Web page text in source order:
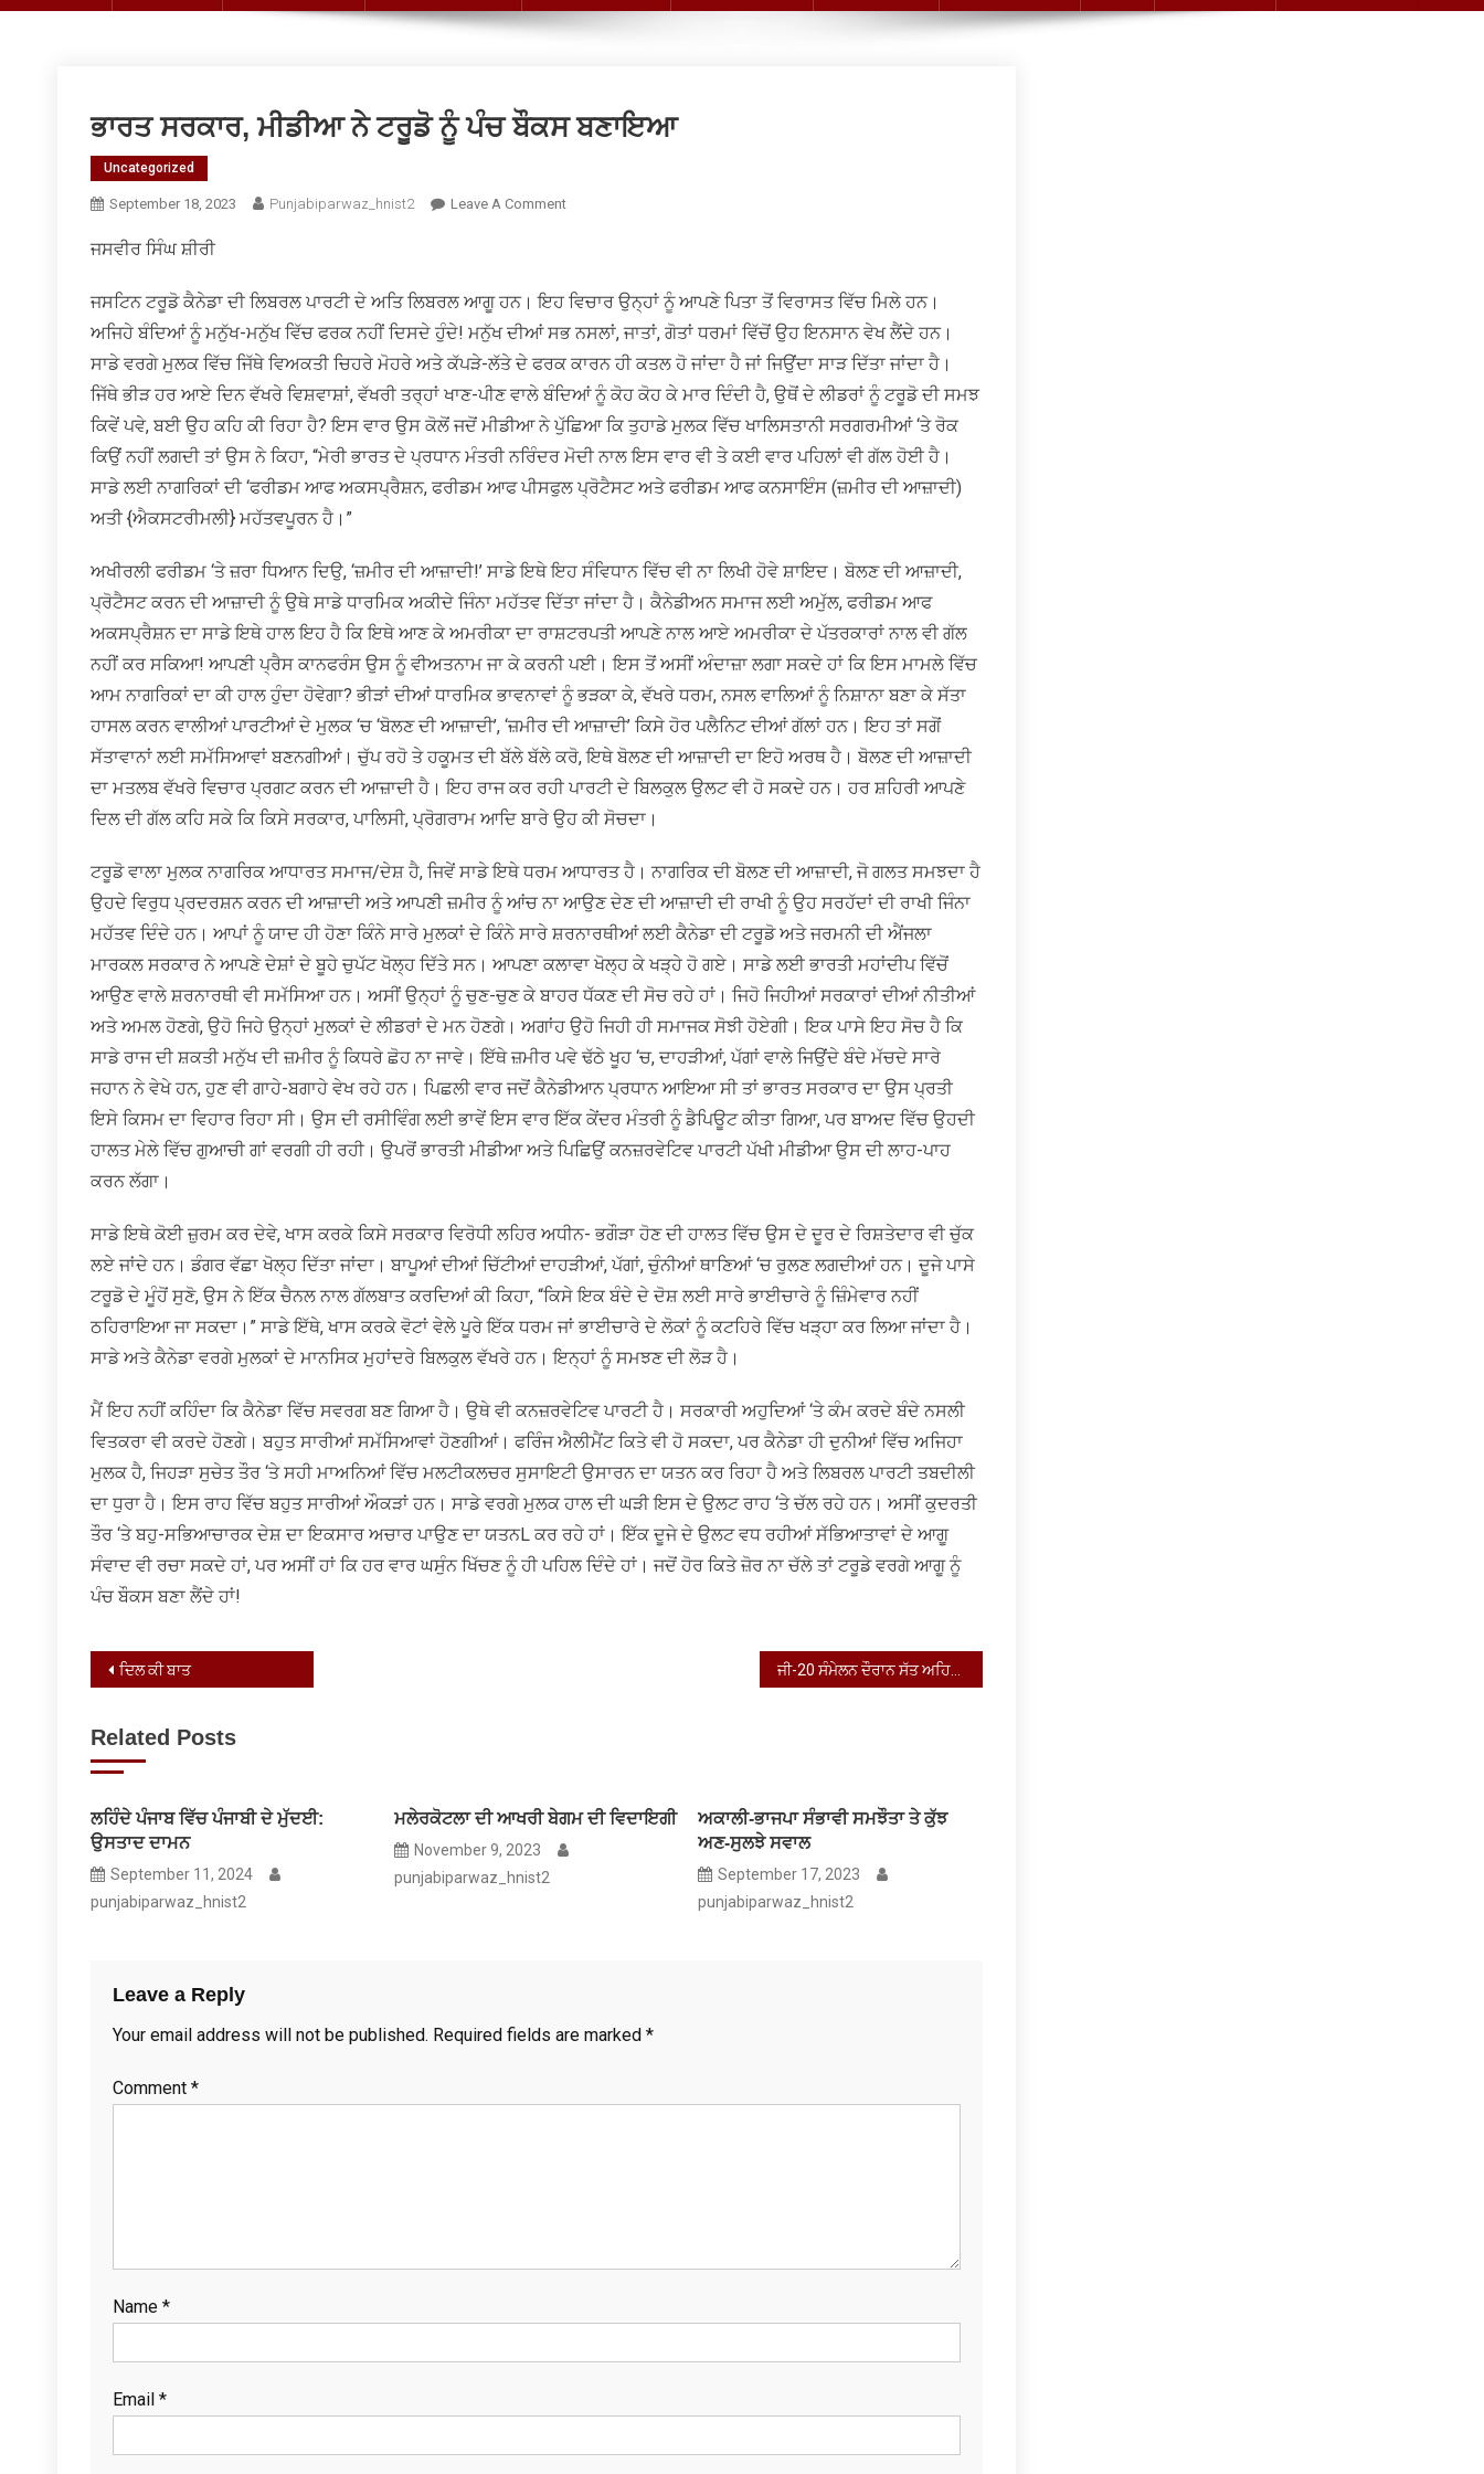
ਭਾਰਤ ਸਰਕਾਰ, ਮੀਡੀਆ ਨੇ ਟਰੂਡੋ ਨੂੰ ਪੰਚ ਬੌਕਸ ਬਣਾਇਆ
Uncategorized
September 18, 2023 Punjabiparwaz_hnist2 Leave A CommentOn
ਨੇ
ਟਰੂਡੋ
ਨੂੰ
ਬੌਕਸ
ਬਣਾਇਆ
ਜਸਵੀਰ ਸਿੰਘ ਸ਼ੀਰੀ
ਜਸਟਿਨ ਟਰੂਡੋ ਕੈਨੇਡਾ ਦੀ ਲਿਬਰਲ ਪਾਰਟੀ ਦੇ ਅਤਿ ਲਿਬਰਲ ਆਗੂ ਹਨ। ਇਹ ਵਿਚਾਰ ਉਨ੍ਹਾਂ ਨੂੰ ਆਪਣੇ ਪਿਤਾ ਤੋਂ ਵਿਰਾਸਤ ਵਿੱਚ ਮਿਲੇ ਹਨ।
ਅਜਿਹੇ ਬੰਦਿਆਂ ਨੂੰ ਮਨੁੱਖ-ਮਨੁੱਖ ਵਿੱਚ ਫਰਕ ਨਹੀਂ ਦਿਸਦੇ ਹੁੰਦੇ! ਮਨੁੱਖ ਦੀਆਂ ਸਭ ਨਸਲਾਂ, ਜਾਤਾਂ, ਗੋਤਾਂ ਧਰਮਾਂ ਵਿੱਚੋਂ ਉਹ ਇਨਸਾਨ ਵੇਖ ਲੈਂਦੇ ਹਨ।
ਸਾਡੇ ਵਰਗੇ ਮੁਲਕ ਵਿੱਚ ਜਿੱਥੇ ਵਿਅਕਤੀ ਚਿਹਰੇ ਮੋਹਰੇ ਅਤੇ ਕੱਪੜੇ-ਲੱਤੇ ਦੇ ਫਰਕ ਕਾਰਨ ਹੀ ਕਤਲ ਹੋ ਜਾਂਦਾ ਹੈਜਾਂ ਜਿਉਂਦਾ ਸਾੜ ਦਿੱਤਾ ਜਾਂਦਾ ਹੈ।
ਜਿੱਥੇ ਭੀੜ ਹਰ ਆਏ ਦਿਨ ਵੱਖਰੇ ਵਿਸ਼ਵਾਸ਼ਾਂ, ਵੱਖਰੀ ਤਰ੍ਹਾਂ ਖਾਣ-ਪੀਣ ਵਾਲੇ ਬੰਦਿਆਂ ਨੂੰ ਕੋਹ ਕੋਹ ਕੇ ਮਾਰ ਦਿੰਦੀ ਹੈ, ਉਥੋਂ ਦੇ ਲੀਡਰਾਂ ਨੂੰ ਟਰੂਡੋ ਦੀ ਸਮਝ
ਕਿਵੇਂ ਪਵੇ, ਬਈ ਉਹ ਕਹਿ ਕੀ ਰਿਹਾ ਹੈ? ਇਸ ਵਾਰ ਉਸ ਕੋਲੋਂ ਜਦੋਂ ਮੀਡੀਆ ਨੇ ਪੁੱਛਿਆ ਕਿ ਤੁਹਾਡੇ ਮੁਲਕ ਵਿੱਚ ਖਾਲਿਸਤਾਨੀ ਸਰਗਰਮੀਆਂ ‘ਤੇ ਰੋਕ
ਕਿਉਂ ਨਹੀਂ ਲਗਦੀ ਤਾਂ ਉਸ ਨੇ ਕਿਹਾ, “ਮੇਰੀ ਭਾਰਤ ਦੇ ਪ੍ਰਧਾਨ ਮੰਤਰੀ ਨਰਿੰਦਰ ਮੋਦੀ ਨਾਲ ਇਸ ਵਾਰ ਵੀ ਤੇ ਕਈ ਵਾਰ ਪਹਿਲਾਂ ਵੀ ਗੱਲ ਹੋਈ ਹੈ।
ਸਾਡੇ ਲਈ ਨਾਗਰਿਕਾਂ ਦੀ ‘ਫਰੀਡਮ ਆਫ ਅਕਸਪ੍ਰੈਸ਼ਨ, ਫਰੀਡਮ ਆਫ ਪੀਸਫੁਲ ਪ੍ਰੋਟੈਸਟ ਅਤੇ ਫਰੀਡਮ ਆਫ ਕਨਸਾਇੰਸ (ਜ਼ਮੀਰ ਦੀ ਆਜ਼ਾਦੀ)
ਅਤੀ {ਐਕਸਟਰੀਮਲੀ} ਮਹੱਤਵਪੂਰਨ ਹੈ।”
ਅਖੀਰਲੀ ਫਰੀਡਮ ‘ਤੇ ਜ਼ਰਾ ਧਿਆਨ ਦਿਉ, ‘ਜ਼ਮੀਰ ਦੀ ਆਜ਼ਾਦੀ!’ ਸਾਡੇ ਇਥੇ ਇਹ ਸੰਵਿਧਾਨ ਵਿੱਚ ਵੀ ਨਾ ਲਿਖੀ ਹੋਵੇ ਸ਼ਾਇਦ। ਬੋਲਣ ਦੀ ਆਜ਼ਾਦੀ,
ਪ੍ਰੋਟੈਸਟ ਕਰਨ ਦੀ ਆਜ਼ਾਦੀ ਨੂੰ ਉਥੇ ਸਾਡੇ ਧਾਰਮਿਕ ਅਕੀਦੇ ਜਿੰਨਾ ਮਹੱਤਵ ਦਿੱਤਾ ਜਾਂਦਾ ਹੈ। ਕੈਨੇਡੀਅਨ ਸਮਾਜ ਲਈ ਅਮੁੱਲ, ਫਰੀਡਮ ਆਫ
ਅਕਸਪ੍ਰੈਸ਼ਨ ਦਾ ਸਾਡੇ ਇਥੇ ਹਾਲ ਇਹ ਹੈ ਕਿ ਇਥੇ ਆਣ ਕੇ ਅਮਰੀਕਾ ਦਾ ਰਾਸ਼ਟਰਪਤੀ ਆਪਣੇ ਨਾਲ ਆਏ ਅਮਰੀਕਾ ਦੇ ਪੱਤਰਕਾਰਾਂ ਨਾਲ ਵੀ ਗੱਲ
ਨਹੀਂ ਕਰ ਸਕਿਆ! ਆਪਣੀ ਪ੍ਰੈਸ ਕਾਨਫਰੰਸ ਉਸ ਨੂੰ ਵੀਅਤਨਾਮ ਜਾ ਕੇ ਕਰਨੀ ਪਈ। ਇਸ ਤੋਂ ਅਸੀਂ ਅੰਦਾਜ਼ਾ ਲਗਾ ਸਕਦੇ ਹਾਂ ਕਿ ਇਸ ਮਾਮਲੇ ਵਿੱਚ
ਆਮ ਨਾਗਰਿਕਾਂ ਦਾ ਕੀ ਹਾਲ ਹੁੰਦਾ ਹੋਵੇਗਾ? ਭੀੜਾਂ ਦੀਆਂ ਧਾਰਮਿਕ ਭਾਵਨਾਵਾਂ ਨੂੰ ਭੜਕਾ ਕੇ, ਵੱਖਰੇ ਧਰਮ, ਨਸਲ ਵਾਲਿਆਂ ਨੂੰ ਨਿਸ਼ਾਨਾ ਬਣਾ ਕੇ ਸੱਤਾ
ਹਾਸਲ ਕਰਨ ਵਾਲੀਆਂ ਪਾਰਟੀਆਂ ਦੇ ਮੁਲਕ ‘ਚ ‘ਬੋਲਣ ਦੀ ਆਜ਼ਾਦੀ’, ‘ਜ਼ਮੀਰ ਦੀ ਆਜ਼ਾਦੀ’ ਕਿਸੇ ਹੋਰ ਪਲੈਨਿਟ ਦੀਆਂ ਗੱਲਾਂ ਹਨ। ਇਹ ਤਾਂ ਸਗੋਂ
ਸੱਤਾਵਾਨਾਂ ਲਈ ਸਮੱਸਿਆਵਾਂ ਬਣਨਗੀਆਂ। ਚੁੱਪ ਰਹੋ ਤੇ ਹਕੂਮਤ ਦੀ ਬੱਲੇ ਬੱਲੇ ਕਰੋ, ਇਥੇ ਬੋਲਣ ਦੀ ਆਜ਼ਾਦੀ ਦਾ ਇਹੋ ਅਰਥ ਹੈ। ਬੋਲਣ ਦੀ ਆਜ਼ਾਦੀ
ਦਾ ਮਤਲਬ ਵੱਖਰੇ ਵਿਚਾਰ ਪ੍ਰਗਟ ਕਰਨ ਦੀ ਆਜ਼ਾਦੀ ਹੈ। ਇਹ ਰਾਜ ਕਰ ਰਹੀ ਪਾਰਟੀ ਦੇ ਬਿਲਕੁਲ ਉਲਟ ਵੀ ਹੋ ਸਕਦੇ ਹਨ। ਹਰ ਸ਼ਹਿਰੀ ਆਪਣੇ
ਦਿਲ ਦੀ ਗੱਲ ਕਹਿ ਸਕੇ ਕਿ ਕਿਸੇ ਸਰਕਾਰ, ਪਾਲਿਸੀ, ਪ੍ਰੋਗਰਾਮ ਆਦਿ ਬਾਰੇ ਉਹ ਕੀ ਸੋਚਦਾ।
ਟਰੂਡੋ ਵਾਲਾ ਮੁਲਕ ਨਾਗਰਿਕ ਆਧਾਰਤ ਸਮਾਜ/ਦੇਸ਼ ਹੈ, ਜਿਵੇਂ ਸਾਡੇ ਇਥੇ ਧਰਮ ਆਧਾਰਤ ਹੈ। ਨਾਗਰਿਕ ਦੀ ਬੋਲਣ ਦੀ ਆਜ਼ਾਦੀ, ਜੋ ਗਲਤ ਸਮਝਦਾ ਹੈ
ਉਹਦੇ ਵਿਰੁਧ ਪ੍ਰਦਰਸ਼ਨ ਕਰਨ ਦੀ ਆਜ਼ਾਦੀ ਅਤੇ ਆਪਣੀ ਜ਼ਮੀਰ ਨੂੰ ਆਂਚ ਨਾ ਆਉਣ ਦੇਣ ਦੀ ਆਜ਼ਾਦੀ ਦੀ ਰਾਖੀ ਨੂੰ ਉਹ ਸਰਹੱਦਾਂ ਦੀ ਰਾਖੀ ਜਿੰਨਾ
ਮਹੱਤਵ ਦਿੰਦੇ ਹਨ। ਆਪਾਂ ਨੂੰ ਯਾਦ ਹੀ ਹੋਣਾ ਕਿੰਨੇ ਸਾਰੇ ਮੁਲਕਾਂ ਦੇ ਕਿੰਨੇ ਸਾਰੇ ਸ਼ਰਨਾਰਥੀਆਂ ਲਈ ਕੈਨੇਡਾ ਦੀ ਟਰੂਡੋ ਅਤੇ ਜਰਮਨੀ ਦੀ ਐਂਜਲਾ
ਮਾਰਕਲ ਸਰਕਾਰ ਨੇ ਆਪਣੇ ਦੇਸ਼ਾਂ ਦੇ ਬੂਹੇ ਚੁਪੱਟ ਖੋਲ੍ਹ ਦਿੱਤੇ ਸਨ। ਆਪਣਾ ਕਲਾਵਾ ਖੋਲ੍ਹ ਕੇ ਖੜ੍ਹੇ ਹੋ ਗਏ। ਸਾਡੇ ਲਈ ਭਾਰਤੀ ਮਹਾਂਦੀਪ ਵਿੱਚੋਂ
ਆਉਣ ਵਾਲੇ ਸ਼ਰਨਾਰਥੀ ਵੀ ਸਮੱਸਿਆ ਹਨ। ਅਸੀਂ ਉਨ੍ਹਾਂ ਨੂੰ ਚੁਣ-ਚੁਣ ਕੇ ਬਾਹਰ ਧੱਕਣ ਦੀ ਸੋਚ ਰਹੇ ਹਾਂ। ਜਿਹੋ ਜਿਹੀਆਂ ਸਰਕਾਰਾਂ ਦੀਆਂ ਨੀਤੀਆਂ
ਅਤੇ ਅਮਲ ਹੋਣਗੇ, ਉਹੋ ਜਿਹੇ ਉਨ੍ਹਾਂ ਮੁਲਕਾਂ ਦੇ ਲੀਡਰਾਂ ਦੇ ਮਨ ਹੋਣਗੇ। ਅਗਾਂਹ ਉਹੋ ਜਿਹੀ ਹੀ ਸਮਾਜਕ ਸੋਝੀ ਹੋਏਗੀ। ਇਕ ਪਾਸੇ ਇਹ ਸੋਚ ਹੈ ਕਿ
ਸਾਡੇ ਰਾਜ ਦੀ ਸ਼ਕਤੀ ਮਨੁੱਖ ਦੀ ਜ਼ਮੀਰ ਨੂੰ ਕਿਧਰੇ ਛੋਹ ਨਾ ਜਾਵੇ। ਇੱਥੇ ਜ਼ਮੀਰ ਪਵੇ ਢੱਠੇ ਖੂਹ ‘ਚ, ਦਾਹੜੀਆਂ, ਪੱਗਾਂ ਵਾਲੇ ਜਿਉਂਦੇ ਬੰਦੇ ਮੱਚਦੇ ਸਾਰੇ
ਜਹਾਨ ਨੇ ਵੇਖੇ ਹਨ, ਹੁਣ ਵੀ ਗਾਹੇ-ਬਗਾਹੇ ਵੇਖ ਰਹੇ ਹਨ। ਪਿਛਲੀ ਵਾਰ ਜਦੋਂ ਕੈਨੇਡੀਆਨ ਪ੍ਰਧਾਨ ਆਇਆ ਸੀ ਤਾਂ ਭਾਰਤ ਸਰਕਾਰ ਦਾ ਉਸ ਪ੍ਰਤੀ
ਇਸੇ ਕਿਸਮ ਦਾ ਵਿਹਾਰ ਰਿਹਾ ਸੀ। ਉਸ ਦੀ ਰਸੀਵਿੰਗ ਲਈ ਭਾਵੇਂ ਇਸ ਵਾਰ ਇੱਕ ਕੇਂਦਰ ਮੰਤਰੀ ਨੂੰ ਡੈਪਿਊਟ ਕੀਤਾ ਗਿਆ, ਪਰ ਬਾਅਦ ਵਿੱਚ ਉਹਦੀ
ਹਾਲਤ ਮੇਲੇ ਵਿੱਚ ਗੁਆਚੀ ਗਾਂ ਵਰਗੀ ਹੀ ਰਹੀ। ਉਪਰੋਂ ਭਾਰਤੀ ਮੀਡੀਆ ਅਤੇ ਪਿਛਿਉਂ ਕਨਜ਼ਰਵੇਟਿਵ ਪਾਰਟੀ ਪੱਖੀ ਮੀਡੀਆ ਉਸ ਦੀ ਲਾਹ-ਪਾਹ
ਕਰਨ ਲੱਗਾ।
ਸਾਡੇ ਇਥੇ ਕੋਈ ਜ਼ੁਰਮ ਕਰ ਦੇਵੇ, ਖਾਸ ਕਰਕੇ ਕਿਸੇ ਸਰਕਾਰ ਵਿਰੋਧੀ ਲਹਿਰ ਅਧੀਨ- ਭਗੌੜਾ ਹੋਣ ਦੀ ਹਾਲਤ ਵਿੱਚ ਉਸ ਦੇ ਦੂਰ ਦੇ ਰਿਸ਼ਤੇਦਾਰ ਵੀ ਚੁੱਕ
ਲਏ ਜਾਂਦੇ ਹਨ। ਡੰਗਰ ਵੱਛਾ ਖੋਲ੍ਹ ਦਿੱਤਾ ਜਾਂਦਾ। ਬਾਪੂਆਂ ਦੀਆਂ ਚਿੱਟੀਆਂ ਦਾਹੜੀਆਂ, ਪੱਗਾਂ, ਚੁੰਨੀਆਂ ਥਾਣਿਆਂ ‘ਚ ਰੁਲਣ ਲਗਦੀਆਂ ਹਨ। ਦੂਜੇ ਪਾਸੇ
ਟਰੂਡੋ ਦੇ ਮੂੰਹੋਂ ਸੁਣੋ, ਉਸ ਨੇ ਇੱਕ ਚੈਨਲ ਨਾਲ ਗੱਲਬਾਤ ਕਰਦਿਆਂ ਕੀ ਕਿਹਾ, “ਕਿਸੇ ਇਕ ਬੰਦੇ ਦੇ ਦੋਸ਼ ਲਈ ਸਾਰੇ ਭਾਈਚਾਰੇ ਨੂੰ ਜ਼ਿੰਮੇਵਾਰ ਨਹੀਂ
ਠਹਿਰਾਇਆ ਜਾ ਸਕਦਾ।” ਸਾਡੇ ਇੱਥੇ, ਖਾਸ ਕਰਕੇ ਵੋਟਾਂ ਵੇਲੇ ਪੂਰੇ ਇੱਕ ਧਰਮ ਜਾਂ ਭਾਈਚਾਰੇ ਦੇ ਲੋਕਾਂ ਨੂੰ ਕਟਹਿਰੇ ਵਿੱਚ ਖੜ੍ਹਾ ਕਰ ਲਿਆ ਜਾਂਦਾ ਹੈ।
ਸਾਡੇ ਅਤੇ ਕੈਨੇਡਾ ਵਰਗੇ ਮੁਲਕਾਂ ਦੇ ਮਾਨਸਿਕ ਮੁਹਾਂਦਰੇ ਬਿਲਕੁਲ ਵੱਖਰੇ ਹਨ। ਇਨ੍ਹਾਂ ਨੂੰ ਸਮਝਣ ਦੀ ਲੋੜ ਹੈ।
ਮੈਂ ਇਹ ਨਹੀਂ ਕਹਿੰਦਾ ਕਿ ਕੈਨੇਡਾ ਵਿੱਚ ਸਵਰਗ ਬਣ ਗਿਆ ਹੈ। ਉਥੇ ਵੀ ਕਨਜ਼ਰਵੇਟਿਵ ਪਾਰਟੀ ਹੈ। ਸਰਕਾਰੀ ਅਹੁਦਿਆਂ ‘ਤੇ ਕੰਮ ਕਰਦੇ ਬੰਦੇ ਨਸਲੀ
ਵਿਤਕਰਾ ਵੀ ਕਰਦੇ ਹੋਣਗੇ। ਬਹੁਤ ਸਾਰੀਆਂ ਸਮੱਸਿਆਵਾਂ ਹੋਣਗੀਆਂ। ਫਰਿੰਜ ਐਲੀਮੈਂਟ ਕਿਤੇ ਵੀ ਹੋ ਸਕਦਾ, ਪਰ ਕੈਨੇਡਾ ਹੀ ਦੁਨੀਆਂ ਵਿੱਚ ਅਜਿਹਾ
ਮੁਲਕ ਹੈ, ਜਿਹੜਾ ਸੁਚੇਤ ਤੌਰ ‘ਤੇ ਸਹੀ ਮਾਅਨਿਆਂ ਵਿੱਚ ਮਲਟੀਕਲਚਰ ਸੁਸਾਇਟੀ ਉਸਾਰਨ ਦਾ ਯਤਨ ਕਰ ਰਿਹਾ ਹੈ ਅਤੇ ਲਿਬਰਲ ਪਾਰਟੀ ਤਬਦੀਲੀ
ਦਾ ਧੁਰਾ ਹੈ। ਇਸ ਰਾਹ ਵਿੱਚ ਬਹੁਤ ਸਾਰੀਆਂ ਔਕੜਾਂ ਹਨ। ਸਾਡੇ ਵਰਗੇ ਮੁਲਕ ਹਾਲ ਦੀ ਘੜੀ ਇਸ ਦੇ ਉਲਟ ਰਾਹ ‘ਤੇ ਚੱਲ ਰਹੇ ਹਨ। ਅਸੀਂ ਕੁਦਰਤੀ
ਤੌਰ ‘ਤੇ ਬਹੁ-ਸਭਿਆਚਾਰਕ ਦੇਸ਼ ਦਾ ਇਕਸਾਰ ਅਚਾਰ ਪਾਉਣ ਦਾ ਯਤਨL ਕਰ ਰਹੇ ਹਾਂ। ਇੱਕ ਦੂਜੇ ਦੇ ਉਲਟ ਵਧ ਰਹੀਆਂ ਸੱਭਿਆਤਾਵਾਂ ਦੇ ਆਗੂ
ਸੰਵਾਦ ਵੀ ਰਚਾ ਸਕਦੇ ਹਾਂ, ਪਰ ਅਸੀਂ ਹਾਂ ਕਿ ਹਰ ਵਾਰ ਘਸੁੰਨ ਖਿੱਚਣ ਨੂੰ ਹੀ ਪਹਿਲ ਦਿੰਦੇ ਹਾਂ। ਜਦੋਂ ਹੋਰ ਕਿਤੇ ਜ਼ੋਰ ਨਾ ਚੱਲੇ ਤਾਂ ਟਰੂਡੇ ਵਰਗੇ ਆਗੂ ਨੂੰ
ਪੰਚ ਬੌਕਸ ਬਣਾ ਲੈਂਦੇ ਹਾਂ!
Post
ਦਿਲ ਕੀ ਬਾਤ ਜੀ-20 ਸੰਮੇਲਨ ਦੌਰਾਨ ਸੱਤ ਅਹਿਮ ਨੁਕਤਿਆਂ ‘ਤੇ ਜ਼ੋਰ
Related Posts
ਲਹਿੰਦੇ ਪੰਜਾਬ ਵਿੱਚ ਪੰਜਾਬੀ ਦੇ ਮੁੱਦਈ:
ਉਸਤਾਦ ਦਾਮਨ
September 11, 2024
punjabiparwaz_hnist2
ਮਲੇਰਕੋਟਲਾ ਦੀ ਆਖਰੀ ਬੇਗਮ ਦੀ ਵਿਦਾਇਗੀ
November 9, 2023
punjabiparwaz_hnist2
ਅਕਾਲੀ-ਭਾਜਪਾ ਸੰਭਾਵੀ ਸਮਝੌਤਾ ਤੇ ਕੁੱਝ
ਅਣ-ਸੁਲਝੇ ਸਵਾਲ
September 17, 2023
punjabiparwaz_hnist2
Leave a Reply
Your email address will not be published. Required fields are marked *
Comment *
Name *
Email *